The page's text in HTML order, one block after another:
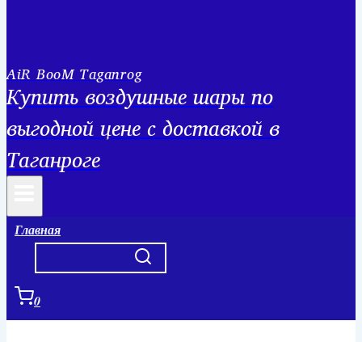
AiR BooM Taganrog
Купить воздушные шары по
выгодной цене с доставкой в
Таганроге
Главная
0